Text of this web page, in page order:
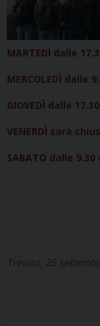
MARTEDÌ dalle
MERCOLEDÌ dalle
GIOVEDÌ dalle
VENERDÌ sarà
SABATO dalle 9.30
Treviso, 25